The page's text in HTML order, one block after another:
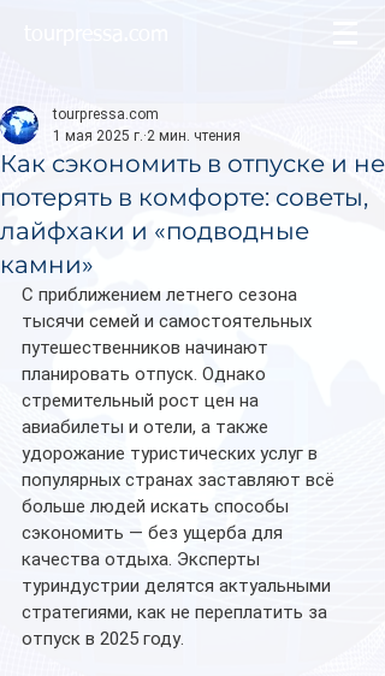
Как сэкономить в отпуске и не
потерять в комфорте: советы,
лайфхаки и «подводные
камни»
tourpressa.com
1 мая 2025 г. 2 мин. чтения
С приближением летнего сезона
тысячи семей и самостоятельных
путешественников начинают
планировать отпуск. Однако
стремительный рост цен на
авиабилеты и отели, а также
удорожание туристических услуг в
популярных странах заставляют всё
больше людей искать способы
сэкономить — без ущерба для
качества отдыха. Эксперты
туриндустрии делятся актуальными
стратегиями, как не переплатить за
отпуск в 2025 году.